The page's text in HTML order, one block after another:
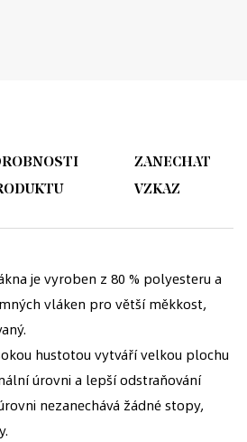
ZANECHAT
VZKAZ
je vyroben z 80 % polyesteru a
vláken pro větší měkkost,
hustotou vytváří velkou plochu
úrovni a lepší odstraňování
nezanechává žádné stopy,